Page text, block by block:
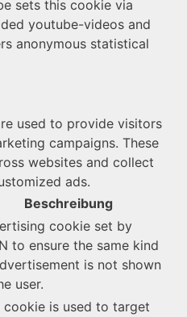
sets this cookie via
youtube-videos and
anonymous statistical
used to provide visitors
campaigns. These
websites and collect
ads.
Beschreibung
cookie set by
to ensure the same kind
is not shown
user.
cookie is used to target